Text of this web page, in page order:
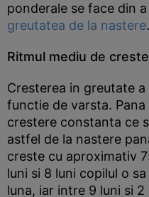
ponderale se face din
greutatea de la nastere.
Ritmul mediu de
Cresterea in greutate
functie de varsta.
crestere constanta ce
astfel de la nastere
creste cu aproximativ
luni si 8 luni copilul o
luna, iar intre 9 luni si